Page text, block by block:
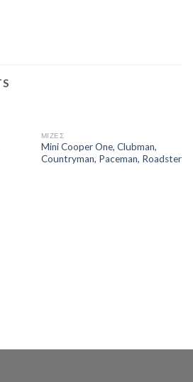
ΜΙΖΕΣ
Mini Cooper One, Clubman,
Countryman, Paceman, Roadster